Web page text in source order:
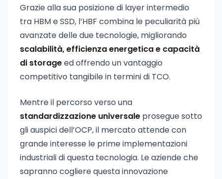
Grazie alla sua posizione di layer intermedio
tra HBM e SSD, l’HBF combina le peculiarità più
avanzate delle due tecnologie, migliorando
scalabilità, efficienza energetica e capacità
di storageed offrendo un vantaggio
competitivo tangibile in termini di TCO.
Mentre il percorso verso una
standardizzazione universale prosegue sotto
gli auspici dell’OCP, il mercato attende con
grande interesse le prime implementazioni
industriali di questa tecnologia. Le aziende che
sapranno cogliere questa innovazione